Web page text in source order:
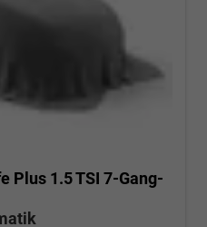
Plus 1.5 TSI 7-Gang-